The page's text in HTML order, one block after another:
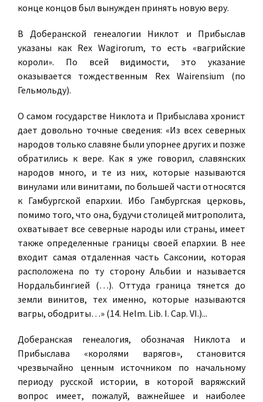
конце концов был вынужден принять новую веру.
В Доберанской генеалогии Никлот и Прибыслав
указаны как Rex Wagirorum, то есть «вагрийские
короли». По всей видимости, это указание
оказывается тождественным Rex Wairensium (по
Гельмольду).
О самом государстве Никлота и Прибыслава хронист
дает довольно точные сведения: «Из всех северных
народов только славяне были упорнее других и позже
обратились к вере. Как я уже говорил, славянских
народов много, и те из них, которые называются
винулами или винитами, по большей части относятся
к Гамбургской епархии. Ибо Гамбургская церковь,
помимо того, что она, будучи столицей митрополита,
охватывает все северные народы или страны, имеет
также определенные границы своей епархии. В нее
входит самая отдаленная часть Саксонии, которая
расположена по ту сторону Альбии и называется
Нордальбингией (…). Оттуда граница тянется до
земли винитов, тех именно, которые называются
вагры, ободриты…» (14. Helm. Lib. I. Cap. VI.)...
Доберанская генеалогия, обозначая Никлота и
Прибыслава «королями варягов», становится
чрезвычайно ценным источником по начальному
периоду русской истории, в которой варяжский
вопрос имеет, пожалуй, важнейшее и наиболее